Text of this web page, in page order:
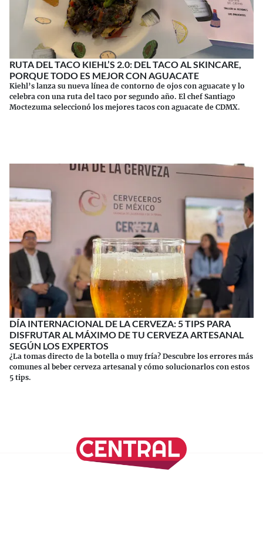
RUTA DEL TACO KIEHL’S 2.0: DEL TACO AL SKINCARE,
PORQUE TODO ES MEJOR CON AGUACATE
Kiehl’s lanza su nueva línea de contorno de ojos con aguacate y lo
celebra con una ruta del taco por segundo año. El chef Santiago
Moctezuma seleccionó los mejores tacos con aguacate de CDMX.
DÍA INTERNACIONAL DE LA CERVEZA: 5 TIPS PARA
DISFRUTAR AL MÁXIMO DE TU CERVEZA ARTESANAL
SEGÚN LOS EXPERTOS
¿La tomas directo de la botella o muy fría? Descubre los errores más
comunes al beber cerveza artesanal y cómo solucionarlos con estos
5 tips.